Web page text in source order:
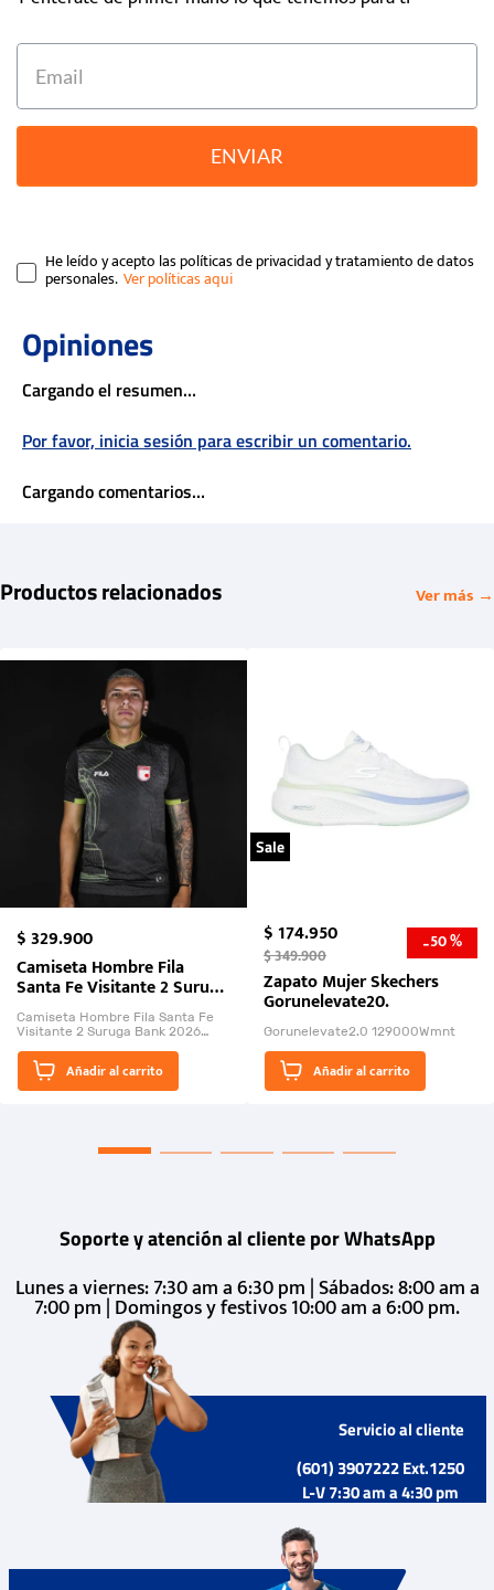
ENVIAR
He leído y acepto las políticas de privacidad y tratamiento de datos
personales.
Cargando el resumen…
Por favor, inicia sesión para escribir un comentario.
Cargando comentarios…
Productos relacionados Ver más →
$329.900
Camiseta Hombre Fila
Santa Fe Visitante 2 Suruga
Bank 2026
Camiseta Hombre Fila Santa Fe
Visitante 2 Suruga Bank 2026
El Rugido del Sol Naciente:
“Primeros para la Et...
Añadir al carrito
Sale
$174.950
$349.900 -50 %
Zapato Mujer Skechers
Gorunelevate20.
Gorunelevate2.0 129000Wmnt
Añadir al carrito
Soporte y atención al cliente por WhatsApp
Lunes a viernes: 7:30 am a 6:30 pm | Sábados: 8:00 am a
7:00 pm | Domingos y festivos 10:00 am a 6:00 pm.
Servicio al cliente
(601) 3907222 Ext.1250
L-V 7:30 am a 4:30 pm